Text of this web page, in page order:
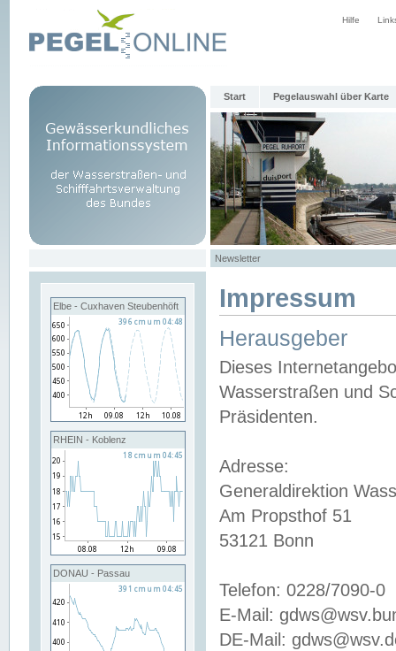
Hilfe
Start Pegelauswahl über Karte
Newsletter
Elbe - Cuxhaven Steubenhöft
RHEIN - Koblenz
DONAU - Passau
Impressum
Herausgeber
Dieses
Wasserstraßen und
Präsidenten.
Adresse:
Generaldirektion
Am Propsthof 51
53121 Bonn
Telefon: 0228/7090-0
E-Mail:
DE-Mail: